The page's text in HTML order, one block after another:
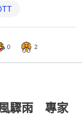
0 2
驟雨 專家